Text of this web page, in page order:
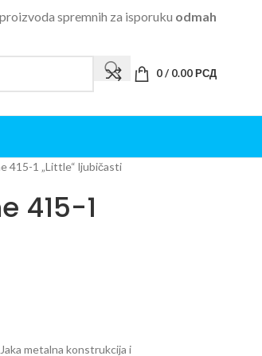
spremnih za isporuku odmah
0/ 0.00РСД
415-1 „Little“ ljubičasti
415-1
metalna konstrukcija i